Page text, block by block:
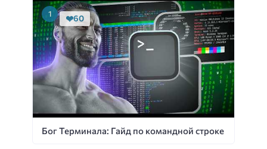
Бог Терминала: Гайд по командной строке
60